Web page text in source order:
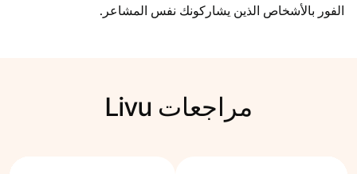
الفور بالأشخاص الذين يشاركونك نفس المشاعر.
مراجعات Livu